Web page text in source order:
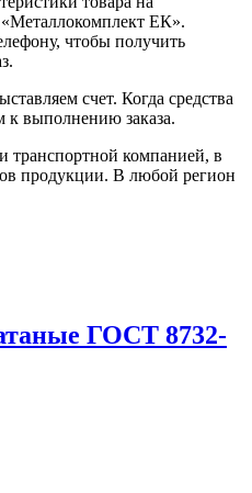
ЕК».
чтобы получить
счет. Когда средства
к выполнению заказа.
транспортной компанией, в
продукции. В любой регион
ГОСТ 8732-